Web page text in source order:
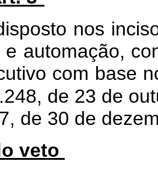
nos
e automação,
com base
de 23 de
de 30 de
veto